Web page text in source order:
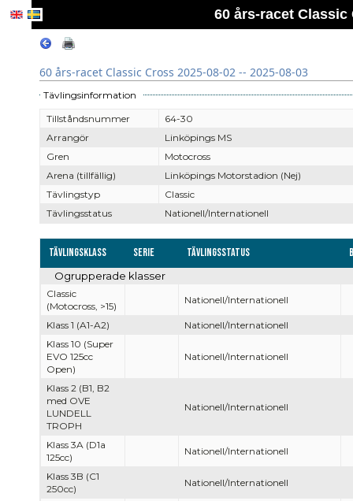
60 års-racet Classic
60 års-racet Classic Cross 2025-08-02 -- 2025-08-03
Tävlingsinformation
Tillståndsnummer
64-30
Arrangör
Linköpings MS
Gren
Motocross
Arena (tillfällig)
Linköpings Motorstadion (Nej)
Tävlingstyp
Classic
Tävlingsstatus
Nationell/Internationell
Tävlingsklass Serie Tävlingsstatus
Ogrupperade klasser
Classic
(Motocross, >15)
Nationell/Internationell
Klass 1 (A1-A2)
Nationell/Internationell
Klass 10 (Super
EVO 125cc
Open)
Nationell/Internationell
Klass 2 (B1, B2
med OVE
LUNDELL
TROPH
Nationell/Internationell
Klass 3A (D1a
125cc)
Nationell/Internationell
Klass 3B (C1
250cc)
Nationell/Internationell